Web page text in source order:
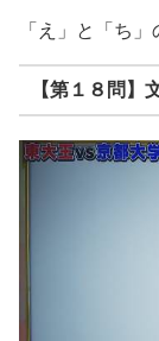
「え」と「ち
【第１８問】